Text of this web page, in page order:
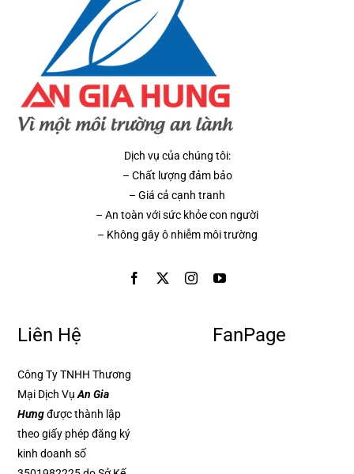
Dịch vụ của chúng tôi:
– Chất lượng đảm bảo
– Giá cả cạnh tranh
– An toàn với sức khỏe con người
– Không gây ô nhiễm môi trường
Liên Hệ
Công Ty TNHH Thương
Mại Dịch Vụ An Gia
Hưngđược thành lập
theo giấy phép đăng ký
kinh doanh số
FanPage